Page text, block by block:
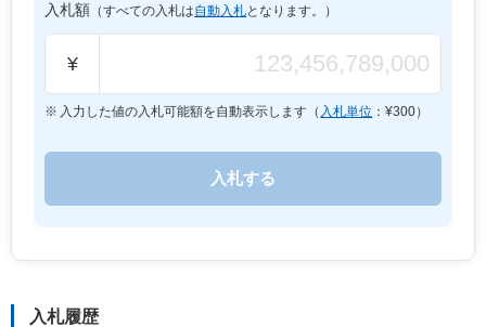
入札額 （すべての入札は自動入札となります。）
¥
入力した値の入札可能額を自動表示します（ 入札単位 ：¥300）
入札履歴